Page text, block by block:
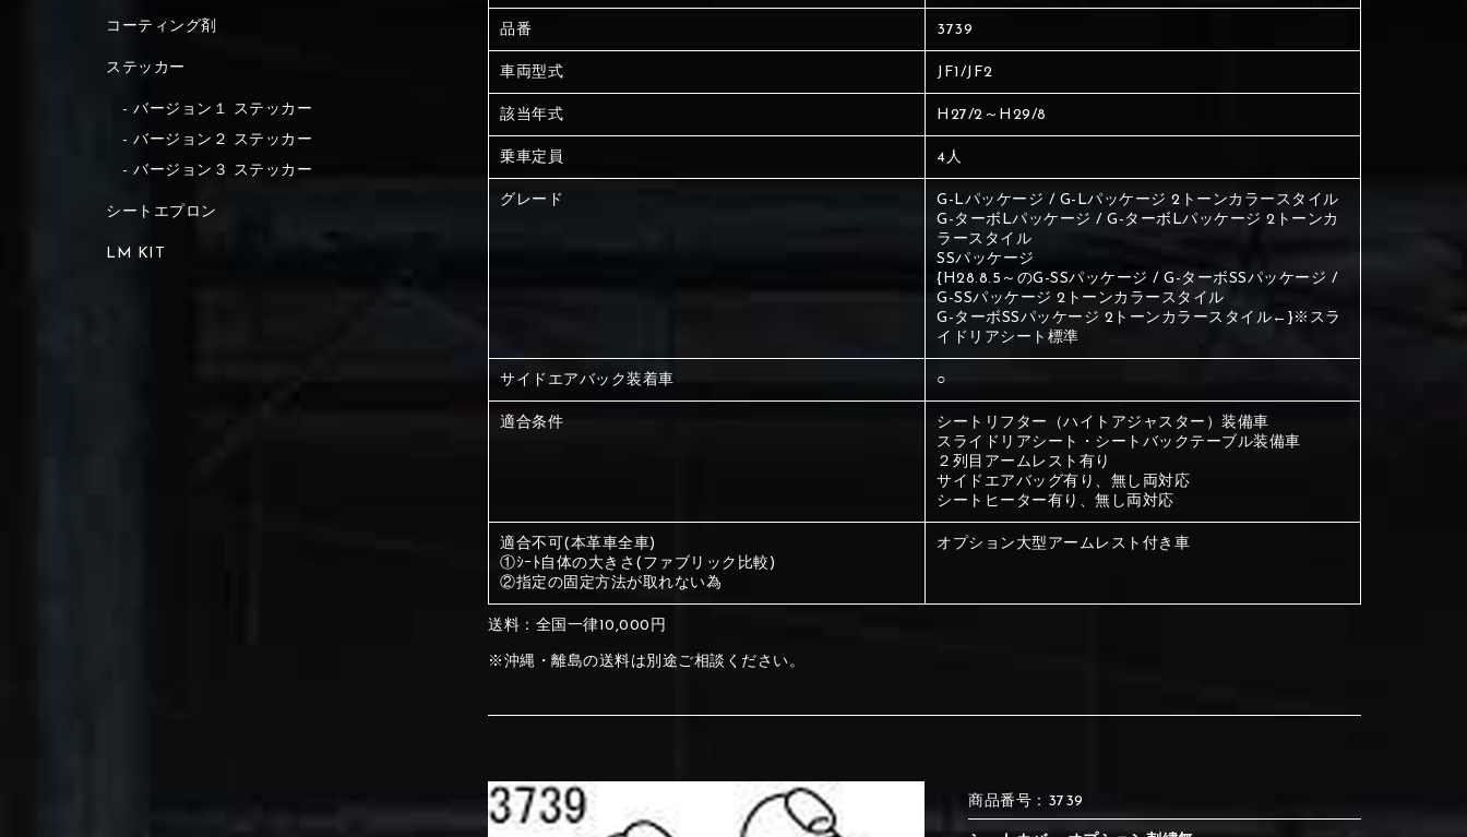
①Beige ②Gray ③Red ④Brown
⑤Dark Brown
⑨Pink ⑩White
③Red
⑤Dark Brown ⑥Yellow
①Beige ②Gray ③Red ④Brown
⑤Dark Brown ⑥Yellow ⑦Blue
ください
刺繍は下記21種類からご選択ください。
①Black ②Gray ③Light gray ④Beige
ください
①Black
品番 3739
車両型式 JF1/JF2
該当年式 H27/2～H29/8
乗車定員 4人
グレード
G-Lパッケージ / G-Lパッケージ 2トーンカラースタイル
G-ターボLパッケージ / G-ターボLパッケージ 2トーンカ
ラースタイル
SSパッケージ
{H28.8.5～のG-SSパッケージ / G-ターボSSパッケージ /
G-SSパッケージ 2トーンカラースタイル
G-ターボSSパッケージ 2トーンカラースタイル←}※スラ
イドリアシート標準
サイドエアバック装着車 ○
適合条件
シートリフター（ハイトアジャスター）装備車
スライドリアシート・シートバックテーブル装備車
２列目アームレスト有り
サイドエアバッグ有り、無し両対応
シートヒーター有り、無し両対応
適合不可(本革車全車)
①ｼｰﾄ自体の大きさ(ファブリック比較)
②指定の固定方法が取れない為
オプション大型アームレスト付き車
送料：全国一律10,000円
※沖縄・離島の送料は別途ご相談ください。
商品番号：3739
コーティング剤
ステッカー
バージョン１ ステッカー
バージョン２ ステッカー
バージョン３ ステッカー
シートエプロン
LM KIT